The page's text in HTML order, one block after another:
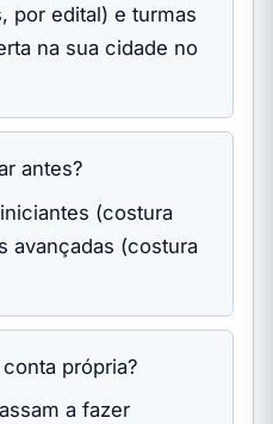
por edital) e turmas
na sua cidade no
antes?
(costura
avançadas (costura
própria?
a fazer